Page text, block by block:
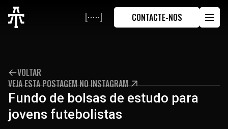
CONTACTE-NOS
VOLTAR
VEJA ESTA POSTAGEM NO INSTAGRAM
Fundo de bolsas de estudo para
jovens futebolistas